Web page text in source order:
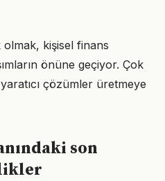
olmak, kişisel finans
önüne geçiyor. Çok
çözümler üretmeye
son